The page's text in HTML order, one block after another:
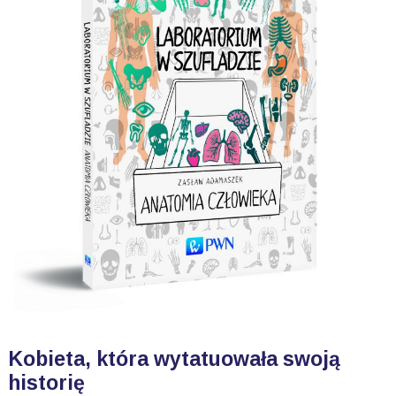
Kobieta, która wytatuowała swoją
historię